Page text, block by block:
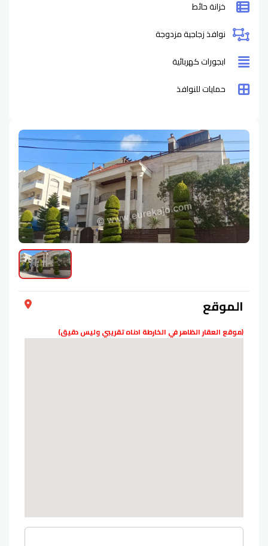
الموقع
(موقع العقار الظاهر في الخارطة ادناه تقريبي وليس دقيق)
خزانة حائط
نوافذ زجاجية مزدوجة
ابجورات كهربائية
حمايات للنوافذ